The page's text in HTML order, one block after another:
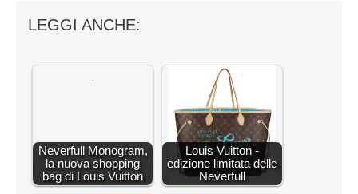
LEGGI ANCHE:
Neverfull Monogram,
la nuova shopping
bag di Louis Vuitton
Louis Vuitton -
edizione limitata delle
Neverfull